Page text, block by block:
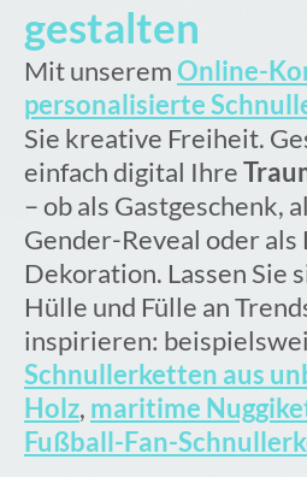
gestalten
Mit unseremOnline-
personalisierte
Sie kreative Freiheit.
einfach digital Ihre
– ob als Gastgeschenk,
Gender-Reveal oder als
Dekoration. Lassen Sie
Hülle und Fülle an
inspirieren:
Schnullerketten aus
Holz, maritime
Fußball-Fan-